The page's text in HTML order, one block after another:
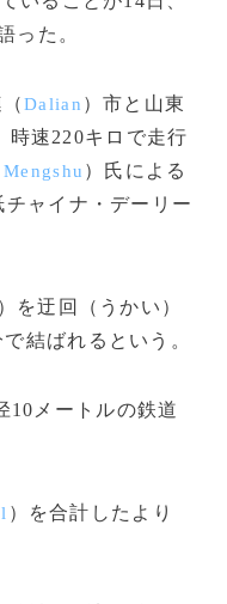
った。
（Dalian ）市と山東
時速220キロで走行
）氏による
ャイナ・デーリー
）を迂回（うかい）
結ばれるという。
メートルの鉄道
）を合計したより